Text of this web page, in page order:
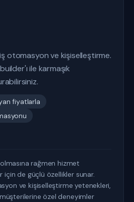
otomasyon ve kişiselleştirme.
ile karmaşık
fiyatlarla
rağmen hizmet
de güçlü özellikler sunar.
ve kişiselleştirme yetenekleri,
özel deneyimler